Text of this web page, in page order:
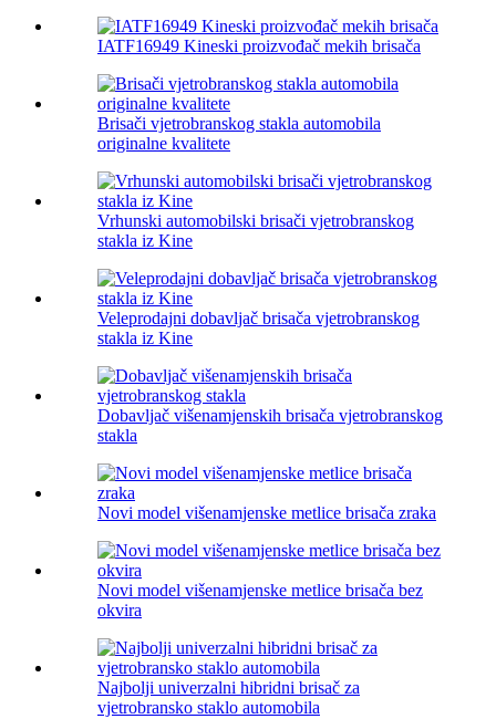
IATF16949 Kineski proizvođač mekih brisača
Brisači vjetrobranskog stakla automobila
originalne kvalitete
Vrhunski automobilski brisači vjetrobranskog
stakla iz Kine
Veleprodajni dobavljač brisača vjetrobranskog
stakla iz Kine
Dobavljač višenamjenskih brisača vjetrobranskog
stakla
Novi model višenamjenske metlice brisača zraka
Novi model višenamjenske metlice brisača bez
okvira
Najbolji univerzalni hibridni brisač za
vjetrobransko staklo automobila